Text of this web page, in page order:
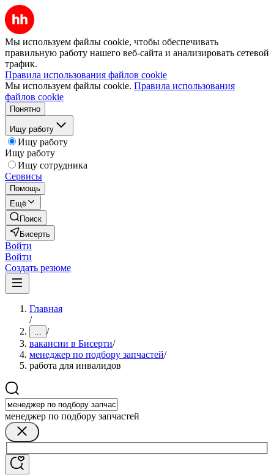
Мы используем файлы cookie, чтобы обеспечивать
правильную работу нашего веб-сайта и анализировать сетевой
трафик.
Правила использования файлов cookie
Мы используем файлы cookie. Правила использования
файлов cookie
Понятно
Ищу работу
Ищу работу
Ищу работу
Ищу сотрудника
Сервисы
Помощь
Ещё
Поиск
Бисерть
Войти
Войти
Создать резюме
Главная
/
... /
вакансии в Бисерти/
менеджер по подбору запчастей/
работа для инвалидов
менеджер по подбору запчастей